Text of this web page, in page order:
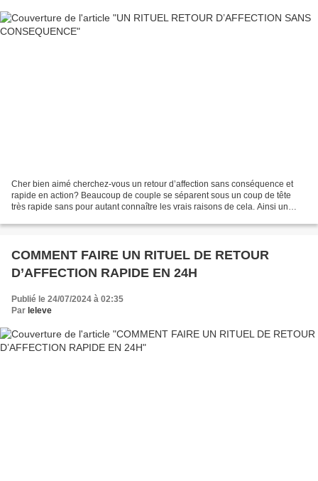
Cher bien aimé cherchez-vous un retour d’affection sans conséquence et
rapide en action? Beaucoup de couple se séparent sous un coup de tête
très rapide sans pour autant connaître les vrais raisons de cela. Ainsi un
COMMENT FAIRE UN RITUEL DE RETOUR
D’AFFECTION RAPIDE EN 24H
Publié le 24/07/2024 à 02:35
Par leleve